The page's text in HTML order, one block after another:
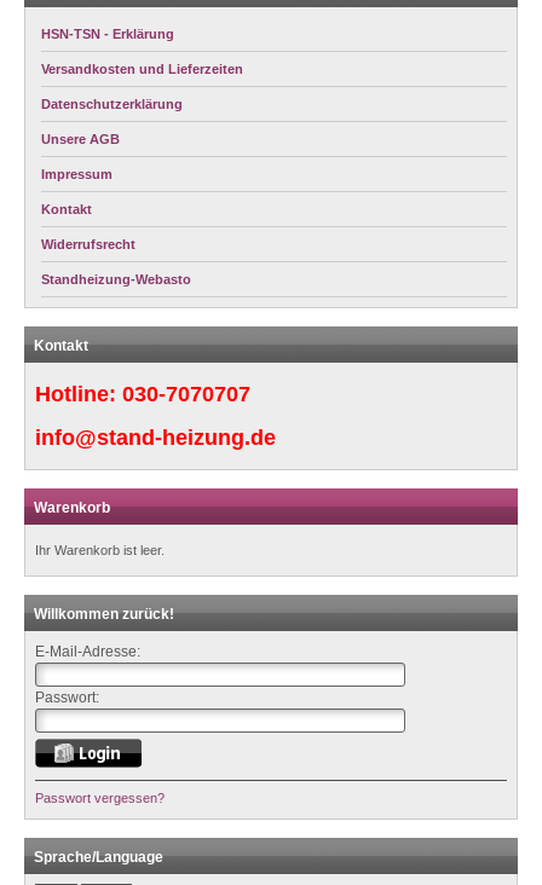
HSN-TSN - Erklärung
Versandkosten und Lieferzeiten
Datenschutzerklärung
Unsere AGB
Impressum
Kontakt
Widerrufsrecht
Standheizung-Webasto
Kontakt
Hotline: 030-7070707
info@stand-heizung.de
Warenkorb
Ihr Warenkorb ist leer.
Willkommen zurück!
E-Mail-Adresse:
Passwort:
Passwort vergessen?
Sprache/Language